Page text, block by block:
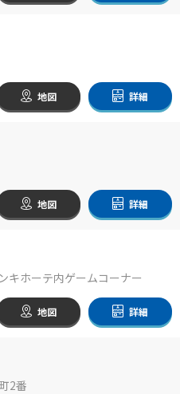
地図 詳細
地図 詳細
キホーテ内ゲームコーナー
地図 詳細
2番